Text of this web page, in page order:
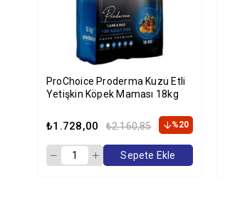
ProChoice Proderma Kuzu Etli
Yetişkin Köpek Maması 18kg
₺1.728,00 ₺2.160,85 %20
Sepete Ekle